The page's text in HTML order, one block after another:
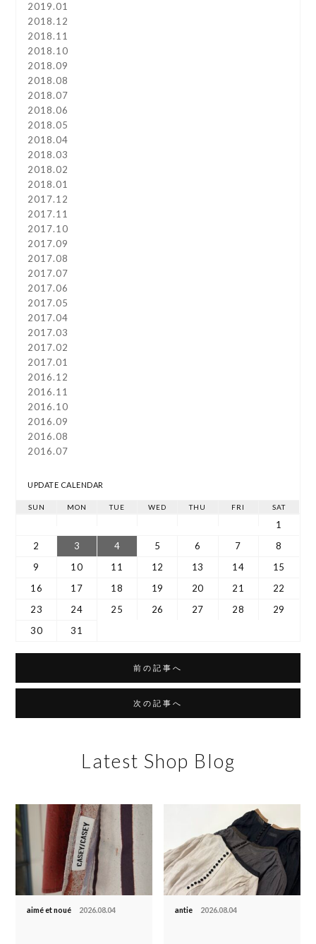
2019.01
2018.12
2018.11
2018.10
2018.09
2018.08
2018.07
2018.06
2018.05
2018.04
2018.03
2018.02
2018.01
2017.12
2017.11
2017.10
2017.09
2017.08
2017.07
2017.06
2017.05
2017.04
2017.03
2017.02
2017.01
2016.12
2016.11
2016.10
2016.09
2016.08
2016.07
UPDATE CALENDAR
SUN MON TUE WED THU FRI SAT
1
2
3 4 5 6 7
8
9
10 11 12 13 14
15
16
17 18 19 20 21
22
23
24 25 26 27 28
29
30
31
前の記事へ
次の記事へ
Latest Shop Blog
aimé et noué 2026.08.04 antie 2026.08.04